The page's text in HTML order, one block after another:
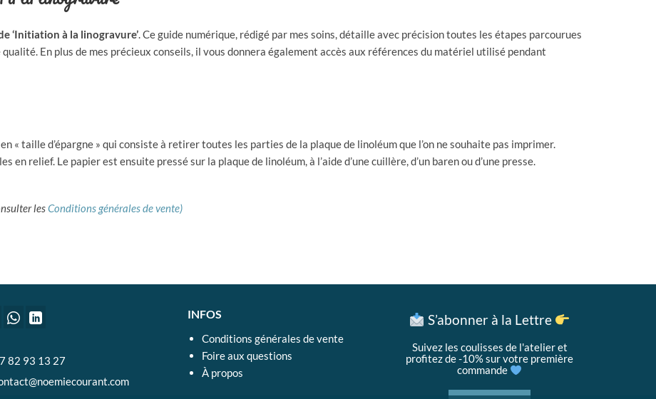
‘Initiation à la linogravure’. Ce guide numérique, rédigé par mes soins, détaille avec précision toutes les étapes parcourues
En plus de mes précieux conseils, il vous donnera également accès aux références du matériel utilisé pendant
« taille d’épargne » qui consiste à retirer toutes les parties de la plaque de linoléum que l’on ne souhaite pas imprimer.
en relief. Le papier est ensuite pressé sur la plaque de linoléum, à l’aide d’une cuillère, d’un baren ou d’une presse.
lesConditions générales de vente)
82 93 13 27
INFOS
Conditions générales de vente
Foire aux questions
À propos
S’abonner à la Lettre
Suivez les coulisses de l'atelier et
profitez de -10% sur votre première
commande